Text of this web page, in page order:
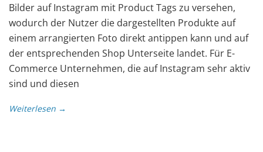
Bilder auf Instagram mit Product Tags zu versehen,
wodurch der Nutzer die dargestellten Produkte auf
einem arrangierten Foto direkt antippen kann und auf
der entsprechenden Shop Unterseite landet. Für E-
Commerce Unternehmen, die auf Instagram sehr aktiv
sind und diesen
Weiterlesen →